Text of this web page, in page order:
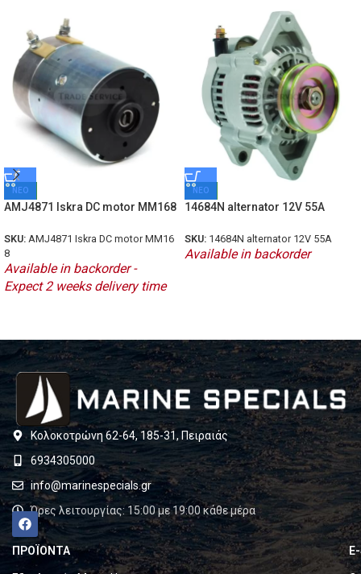
ΝΕΟ
AMJ4871 Iskra DC motor MM168
SKU: AMJ4871 Iskra DC motor MM16
8
Available in backorder -
Expect 2 weeks delivery time
ΝΕΟ
14684N alternator 12V 55A
SKU: 14684N alternator 12V 55A
Available in backorder
Κολοκοτρώνη 62-64, 185-31, Πειραιάς
6934305000
info@marinespecials.gr
Ώρες λειτουργίας: 15:00 με 19:00 κάθε μέρα
ΠΡΟΪΟΝΤΑ